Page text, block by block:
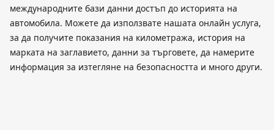
международните бази данни достъп до историята на
автомобила. Можете да използвате нашата онлайн услуга,
за да получите показания на километража, история на
марката на заглавието, данни за търговете, да намерите
информация за изтегляне на безопасността и много други.